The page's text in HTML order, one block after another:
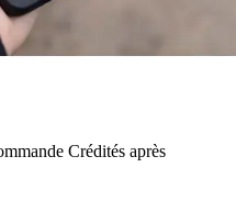
Crédités après